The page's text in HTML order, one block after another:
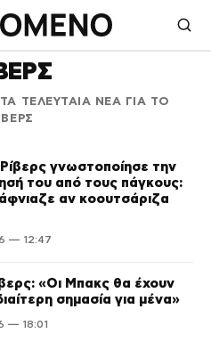
ΤΕΛΕΥΤΑΙΑ ΝΕΑ ΓΙΑ ΤΟ
γνωστοποίησε την
του από τους πάγκους:
αν κοουτσάριζα
— 12:47
«Οι Μπακς θα έχουν
σημασία για μένα»
— 18:01